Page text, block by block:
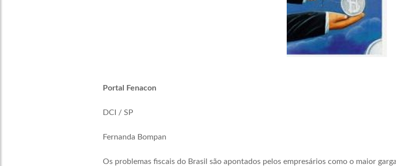
Portal Fenacon
DCI / SP
Fernanda Bompan
Os problemas fiscais do Brasil são apontados pelos empresários como o maior